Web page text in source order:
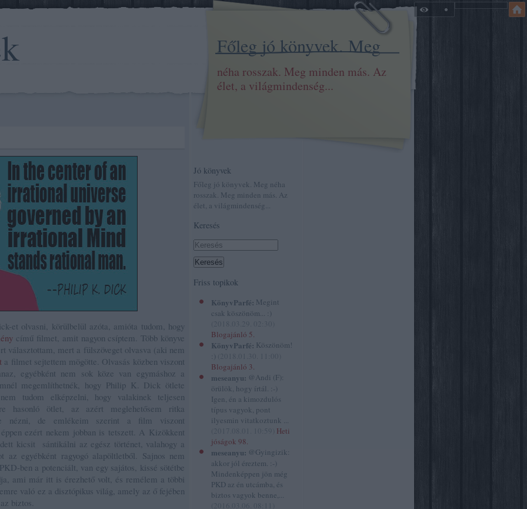
Főleg jó könyvek. Meg
néha rosszak. Meg minden más. Az
élet, a világmindenség...
Jó könyvek
Főleg jó könyvek. Meg néha
rosszak. Meg minden más. Az
élet, a világmindenség...
Keresés
Friss topikok
KönyvParfé: Megint
csak köszönöm... :)
Blogajánló 5.
KönyvParfé: Köszönöm!
:)
Blogajánló 3.
meseanyu: @Andi (F):
örülök, hogy írtál. :-)
Igen, én a kimozdulós
típus vagyok, pont
ilyesmin vitatkoztunk ...
Heti
jóságok 98.
meseanyu: @Gyingizik:
akkor jól éreztem. :-)
Mindenképpen jön még
PKD az én utcámba, és
biztos vagyok benne,...
et olvasni, körülbelül azóta, amióta tudom, hogy
című filmet, amit nagyon csíptem. Több könyve
választottam, mert a fülszöveget olvasva (aki nem
a filmet sejtettem mögötte. Olvasás közben viszont
egyébként nem sok köze van egymáshoz a
megemlíthetnék, hogy Philip K. Dick ötlete
tudom elképzelni, hogy valakinek teljesen
hasonló ötlet, az azért meglehetősem ritka
nézni, de emlékeim szerint a film viszont
ezért nekem jobban is tetszett. A Kizökkent
kicsit sántikálni az egész történet, valahogy a
egyébként ragyogó alapöltletből. Sajnos nem
ben a potenciált, van egy sajátos, kissé sötétbe
ami már itt is érezhető volt, és remélem a többi
való ez a disztópikus világ, amely az ő fejében
biztos.